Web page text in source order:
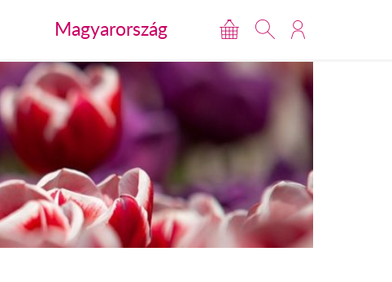
Magyarország